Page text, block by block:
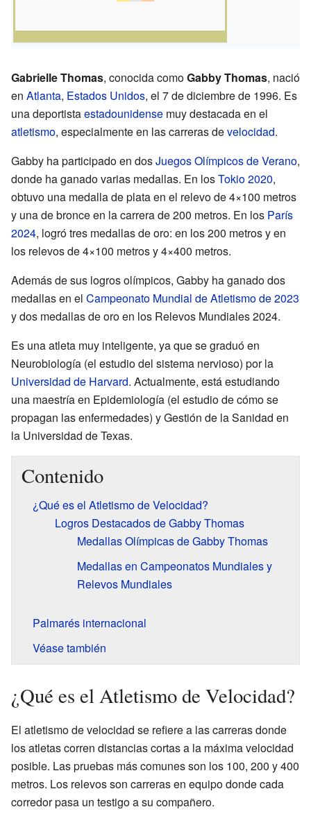
Gabrielle Thomas, conocida comoGabby Thomas, nació
en Atlanta, Estados Unidos, el 7 de diciembre de 1996. Es
una deportistaestadounidense muy destacada en el
atletismo, especialmente en las carreras develocidad.
Gabby ha participado en dosJuegos Olímpicos de Verano,
donde ha ganado varias medallas. En losTokio 2020,
obtuvo una medalla de plata en el relevo de 4×100 metros
y una de bronce en la carrera de 200 metros. En los París
2024, logró tres medallas de oro: en los 200 metros y en
los relevos de 4×100 metros y 4×400 metros.
Además de sus logros olímpicos, Gabby ha ganado dos
medallas en el Campeonato Mundial de Atletismo de 2023
y dos medallas de oro en los Relevos Mundiales 2024.
Es una atleta muy inteligente, ya que se graduó en
Neurobiología (el estudio del sistema nervioso) por la
Universidad de Harvard. Actualmente, está estudiando
una maestría en Epidemiología (el estudio de cómo se
propagan las enfermedades) y Gestión de la Sanidad en
la Universidad de Texas.
Contenido
¿Qué es el Atletismo de Velocidad?
Logros Destacados de Gabby Thomas
Medallas Olímpicas de Gabby Thomas
Medallas en Campeonatos Mundiales y
Relevos Mundiales
Palmarés internacional
Véase también
¿Qué es el Atletismo de Velocidad?
El atletismo de velocidad se refiere a las carreras donde
los atletas corren distancias cortas a la máxima velocidad
posible. Las pruebas más comunes son los 100, 200 y 400
metros. Los relevos son carreras en equipo donde cada
corredor pasa un testigo a su compañero.